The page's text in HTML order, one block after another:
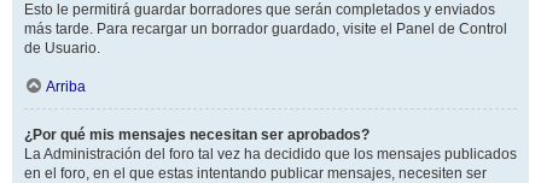
Esto le permitirá guardar borradores que serán completados y enviados
más tarde. Para recargar un borrador guardado, visite el Panel de Control
de Usuario.
Arriba
¿Por qué mis mensajes necesitan ser aprobados?
La Administración del foro tal vez ha decidido que los mensajes publicados
en el foro, en el que estas intentando publicar mensajes, necesiten ser